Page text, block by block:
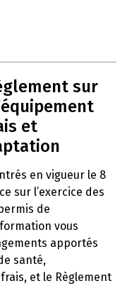
sur
et
en vigueur le 8
sur l’exercice des
de
vous
apportés
santé,
et le Règlement